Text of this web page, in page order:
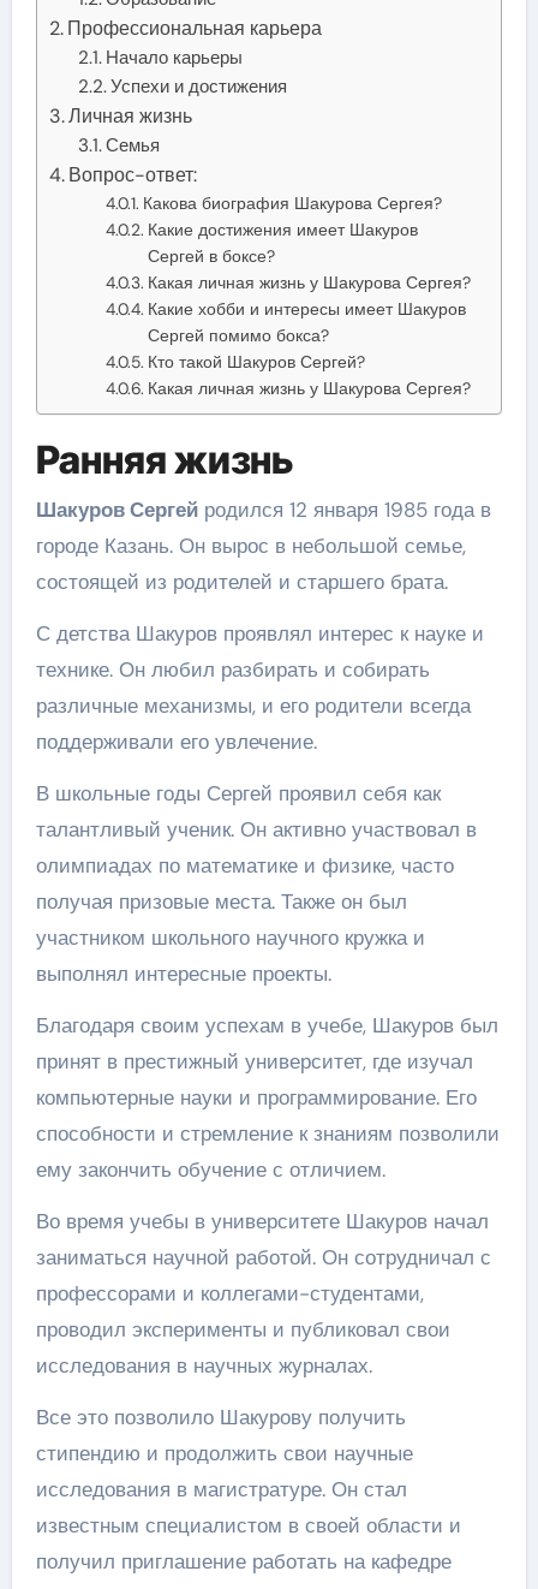
Профессиональная карьера
Начало карьеры
Успехи и достижения
Личная жизнь
Семья
Вопрос-ответ:
Какова биография Шакурова Сергея?
Какие достижения имеет Шакуров
Сергей в боксе?
Какая личная жизнь у Шакурова Сергея?
Какие хобби и интересы имеет Шакуров
Сергей помимо бокса?
Кто такой Шакуров Сергей?
Какая личная жизнь у Шакурова Сергея?
Ранняя жизнь
Шакуров Сергейродился 12 января 1985 года в
городе Казань. Он вырос в небольшой семье,
состоящей из родителей и старшего брата.
С детства Шакуров проявлял интерес к науке и
технике. Он любил разбирать и собирать
различные механизмы, и его родители всегда
поддерживали его увлечение.
В школьные годы Сергей проявил себя как
талантливый ученик. Он активно участвовал в
олимпиадах по математике и физике, часто
получая призовые места. Также он был
участником школьного научного кружка и
выполнял интересные проекты.
Благодаря своим успехам в учебе, Шакуров был
принят в престижный университет, где изучал
компьютерные науки и программирование. Его
способности и стремление к знаниям позволили
ему закончить обучение с отличием.
Во время учебы в университете Шакуров начал
заниматься научной работой. Он сотрудничал с
профессорами и коллегами-студентами,
проводил эксперименты и публиковал свои
исследования в научных журналах.
Все это позволило Шакурову получить
стипендию и продолжить свои научные
исследования в магистратуре. Он стал
известным специалистом в своей области и
получил приглашение работать на кафедре